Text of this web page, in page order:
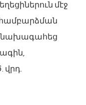
մէջ
համբարձման
նախագահեց
վրդ.